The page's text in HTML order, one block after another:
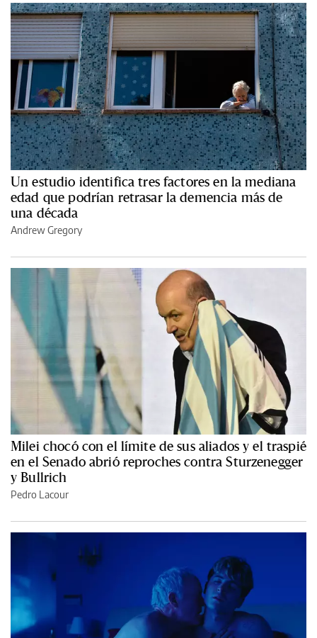
Un estudio identifica tres factores en la mediana
edad que podrían retrasar la demencia más de
una década
Andrew Gregory
Milei chocó con el límite de sus aliados y el traspié
en el Senado abrió reproches contra Sturzenegger
y Bullrich
Pedro Lacour